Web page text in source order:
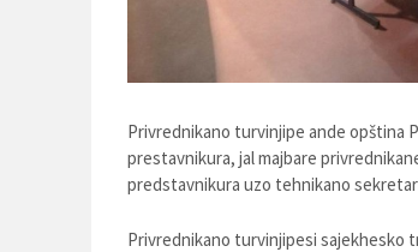
Privrednikano turvinjipe ande opština
prestavnikura, jal majbare
predstavnikura uzo tehnikano
Privrednikano turvinjipesi sajekhesko